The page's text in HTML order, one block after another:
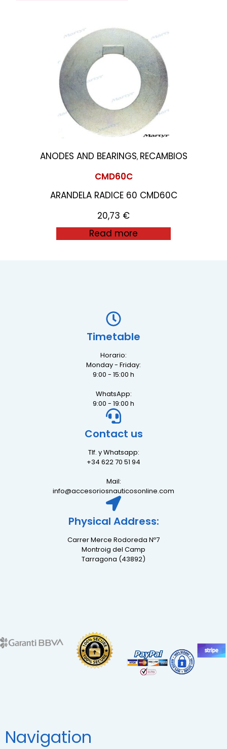
ANODES AND BEARINGS, RECAMBIOS
CMD60C
ARANDELA RADICE 60 CMD60C
20,73 €
Read more
Timetable
Horario:
Monday - Friday:
9:00 - 15:00 h
WhatsApp:
9:00 - 19:00 h
Contact us
Tlf. y Whatsapp:
+34 622 70 51 94
Mail:
info@accesoriosnauticosonline.com
Physical Address:
Carrer Merce Rodoreda Nº7
Montroig del Camp
Tarragona (43892)
Navigation